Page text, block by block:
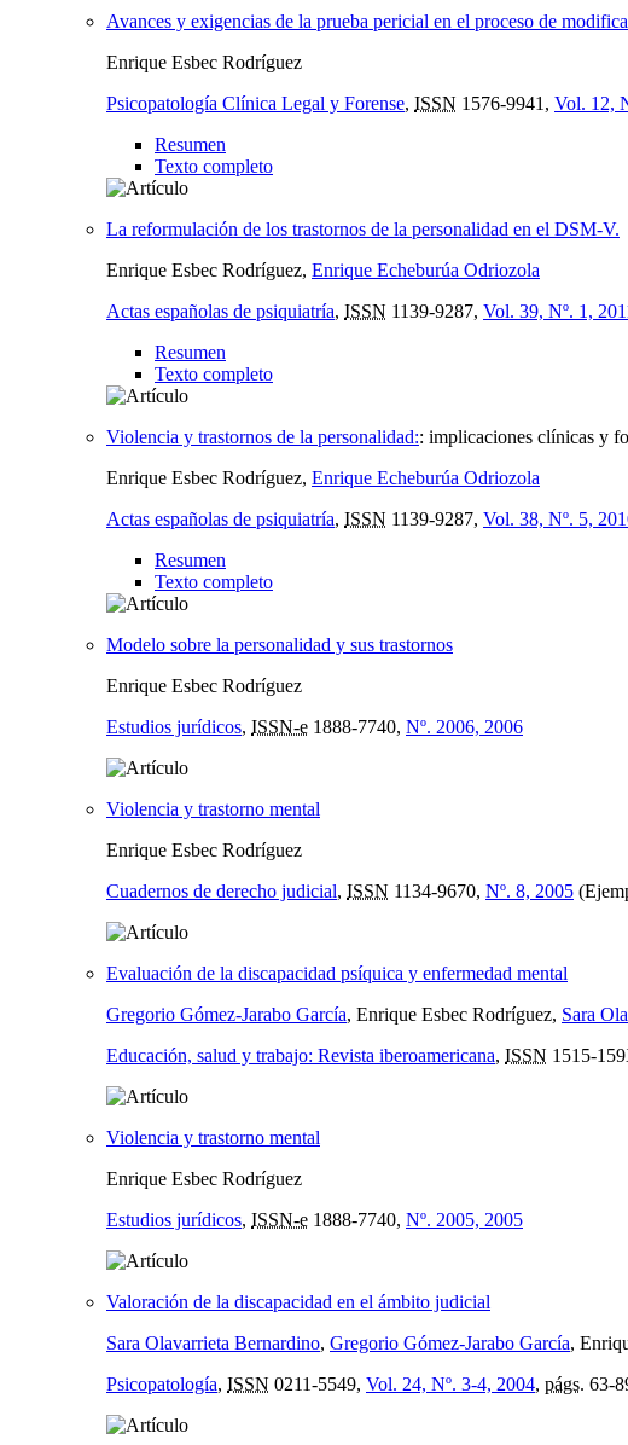
Avances y exigencias de la prueba pericial en el proceso de
Enrique Esbec Rodríguez
Psicopatología Clínica Legal y Forense, ISSN 1576-9941, Vol. 12,
Resumen
Texto completo
La reformulación de los trastornos de la personalidad en el DSM-V.
Enrique Esbec Rodríguez, Enrique Echeburúa Odriozola
Actas españolas de psiquiatría, ISSN 1139-9287, Vol. 39, Nº. 1,
Resumen
Texto completo
Violencia y trastornos de la personalidad:: implicaciones clínicas y
Enrique Esbec Rodríguez, Enrique Echeburúa Odriozola
Actas españolas de psiquiatría, ISSN 1139-9287, Vol. 38, Nº. 5,
Resumen
Texto completo
Modelo sobre la personalidad y sus trastornos
Enrique Esbec Rodríguez
Estudios jurídicos, ISSN-e 1888-7740, Nº. 2006, 2006
Violencia y trastorno mental
Enrique Esbec Rodríguez
Cuadernos de derecho judicial, ISSN 1134-9670, Nº. 8, 2005
Evaluación de la discapacidad psíquica y enfermedad mental
Gregorio Gómez-Jarabo García, Enrique Esbec Rodríguez, Sara
Educación, salud y trabajo: Revista iberoamericana, ISSN 1515-
Violencia y trastorno mental
Enrique Esbec Rodríguez
Estudios jurídicos, ISSN-e 1888-7740, Nº. 2005, 2005
Valoración de la discapacidad en el ámbito judicial
Sara Olavarrieta Bernardino, Gregorio Gómez-Jarabo García,
Psicopatología, ISSN 0211-5549, Vol. 24, Nº. 3-4, 2004, págs. 63-